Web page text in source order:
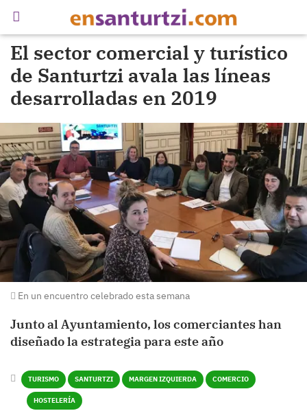
El sector comercial y turístico
de Santurtzi avala las líneas
desarrolladas en 2019
En un encuentro celebrado esta semana
Junto al Ayuntamiento, los comerciantes han
diseñado la estrategia para este año
TURISMO SANTURTZI MARGEN IZQUIERDA COMERCIO
HOSTELERÍA